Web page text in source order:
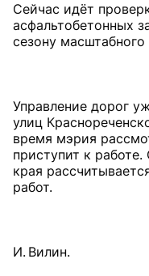
Сейчас идёт
асфальтобетонных
сезону
Управление дорог
улиц
время мэрия
приступит к
края
работ.
И. Вилин.